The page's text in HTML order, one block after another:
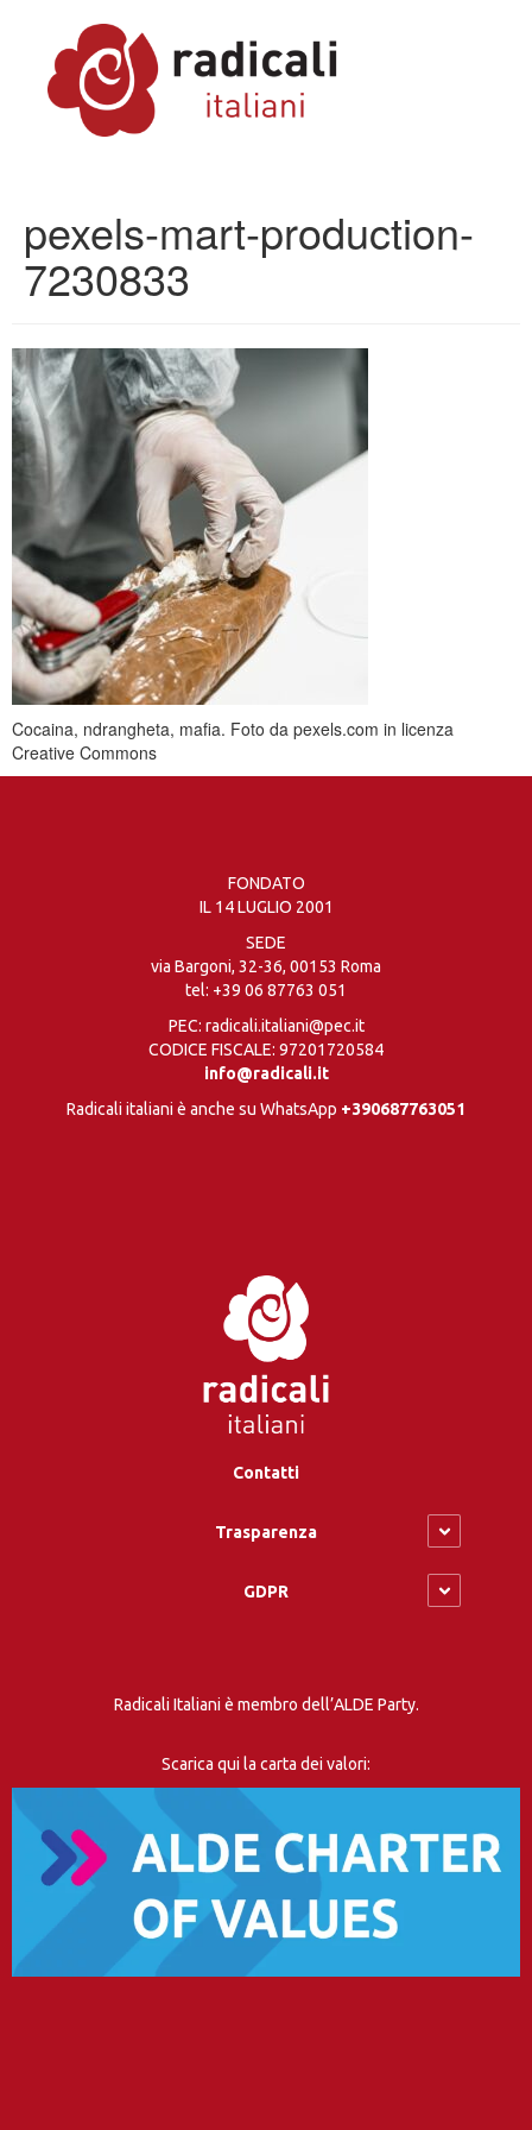
pexels-mart-production-
7230833
Cocaina, ndrangheta, mafia. Foto da pexels.com in licenza
Creative Commons
FONDATO
IL 14 LUGLIO 2001
SEDE
via Bargoni, 32-36, 00153 Roma
tel: +39 06 87763 051
PEC: radicali.italiani@pec.it
CODICE FISCALE: 97201720584
info@radicali.it
Radicali italiani è anche su WhatsApp +390687763051
Contatti
Trasparenza
GDPR
Radicali Italiani è membro dell’ALDE Party.
Scarica qui la carta dei valori: